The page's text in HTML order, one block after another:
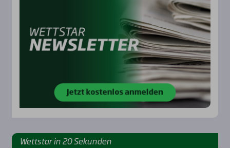
Wett­star in 20 Sekun­den